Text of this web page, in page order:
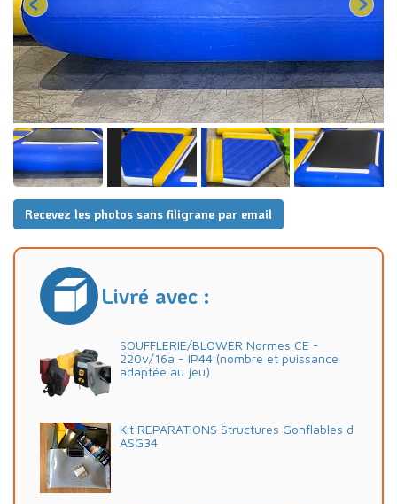
Recevez les photos sans filigrane par email
Livré avec :
SOUFFLERIE/BLOWER Normes CE -
220v/16a - IP44 (nombre et puissance
adaptée au jeu)
Kit REPARATIONS Structures Gonflables d
ASG34